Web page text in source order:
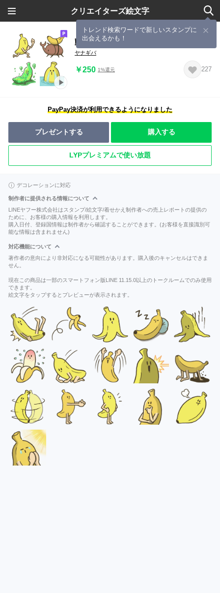
クリエイターズ絵文字
トレンド検索ワードで新しいスタンプに
出会えるかも！
動く！バナーナ絵文字
ヤナギバ
￥250 1%還元 227
PayPay決済が利用できるようになりました
プレゼントする 購入する
LYPプレミアムで使い放題
デコレーションに対応
制作者に提供される情報について
LINEヤフー株式会社はスタンプ/絵文字/着せかえ制作者への売上レポートの提供の
ために、お客様の購入情報を利用します。
購入日付、登録国情報は制作者から確認することができます。(お客様を直接識別可
能な情報は含まれません)
対応機能について
著作者の意向により非対応になる可能性があります。購入後のキャンセルはできま
せん。
現在この商品は一部のスマートフォン版LINE 11.15.0以上のトークルームでのみ使用
できます。
絵文字をタップするとプレビューが表示されます。